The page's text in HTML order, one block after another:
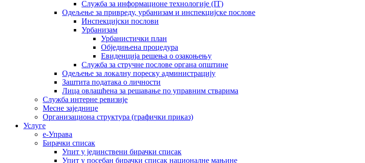
Служба за информационе технологије (IT)
Одељење за привреду, урбанизам и инспекцијске послове
Инспекцијски послови
Урбанизам
Урбанистички план
Обједињена процедура
Евиденција решења о озакоњењу
Служба за стручне послове органа општине
Одељење за локалну пореску администрацију
Заштита података о личности
Лица овлашћена за решавање по управним стварима
Служба интерне ревизије
Месне заједнице
Организациона структура (графички приказ)
Услуге
е-Управа
Бирачки списак
Упит у јединствени бирачки списак
Упит у посебан бирачки списак националне мањине